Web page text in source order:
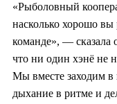
«Рыболовный
насколько хорошо вы
команде», — сказала
что ни один хэнё не
Мы вместе заходим в
дыхание в ритме и